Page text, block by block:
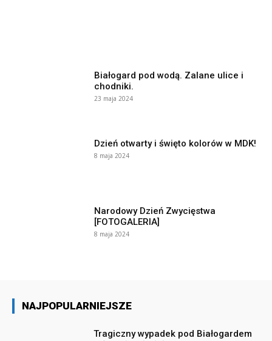
Białogard pod wodą. Zalane ulice i
chodniki.
23 maja 2024
Dzień otwarty i święto kolorów w MDK!
8 maja 2024
Narodowy Dzień Zwycięstwa
[FOTOGALERIA]
8 maja 2024
NAJPOPULARNIEJSZE
Tragiczny wypadek pod Białogardem